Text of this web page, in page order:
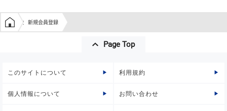
学生の窓口トップ
新規会員登録
Page Top
このサイトについて 利用規約
個人情報について お問い合わせ